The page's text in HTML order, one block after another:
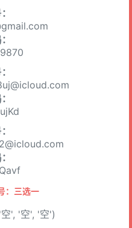
：三选一
', '空', '空')